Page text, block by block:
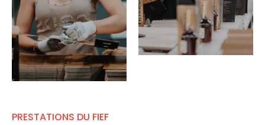
PRESTATIONS DU FIEF